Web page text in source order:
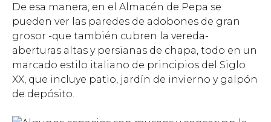
De esa manera, en el Almacén de Pepa se
pueden ver las paredes de adobones de gran
grosor -que también cubren la vereda-
aberturas altas y persianas de chapa, todo en un
marcado estilo italiano de principios del Siglo
XX, que incluye patio, jardín de invierno y galpón
de depósito.